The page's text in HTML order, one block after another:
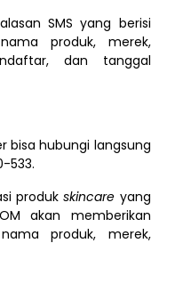
SMS yang berisi
produk, merek,
dan tanggal
bisa hubungi langsung
533.
produkskincare yang
akan memberikan
produk, merek,